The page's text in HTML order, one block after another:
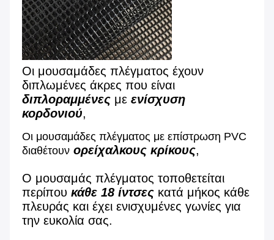
Οι μουσαμάδες πλέγματος έχουν
διπλοραμμένες με ενίσχυση
κορδονιού,
Οι μουσαμάδες πλέγματος με επίστρωση PVC
διαθέτουν ορείχαλκους κρίκους,
Ο μουσαμάς πλέγματος τοποθετείται
περίπου κάθε 18 ίντσες κατά μήκος κάθε
πλευράς και έχει ενισχυμένες γωνίες για
την ευκολία σας.